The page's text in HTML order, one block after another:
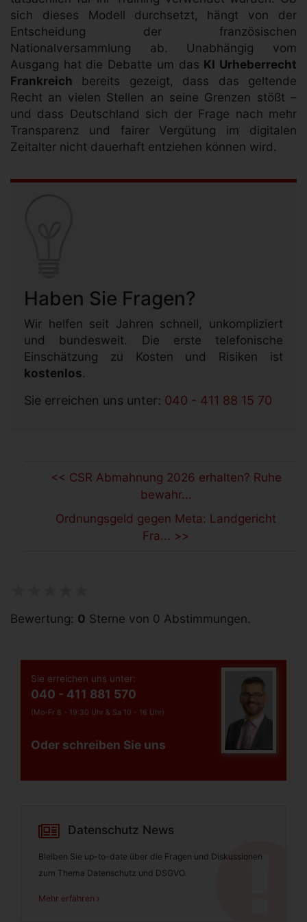
sich dieses Modell durchsetzt, hängt von der
Entscheidung der französischen
Nationalversammlung ab. Unabhängig vom
Ausgang hat die Debatte um das KI Urheberrecht
Frankreich bereits gezeigt, dass das geltende
Recht an vielen Stellen an seine Grenzen stößt –
und dass Deutschland sich der Frage nach mehr
Transparenz und fairer Vergütung im digitalen
Zeitalter nicht dauerhaft entziehen können wird.
Haben Sie Fragen?
Wir helfen seit Jahren schnell, unkompliziert
und bundesweit. Die erste telefonische
Einschätzung zu Kosten und Risiken ist
kostenlos.
Sie erreichen uns unter: 040 - 411 88 15 70
<< CSR Abmahnung 2026 erhalten? Ruhe
bewahr...
Ordnungsgeld gegen Meta: Landgericht
Fra... >>
Bewertung: 0 Sterne von 0 Abstimmungen.
Sie erreichen uns unter:
040 - 411 881 570
(Mo-Fr 8 - 19:30 Uhr & Sa 10 - 16 Uhr)
Oder schreiben Sie uns
Datenschutz News
Bleiben Sie up-to-date über die Fragen und Diskussionen
zum Thema Datenschutz und DSGVO.
Mehr erfahren